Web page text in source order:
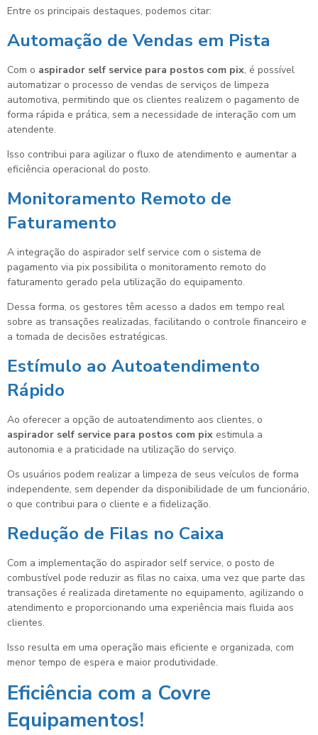
Entre os principais destaques, podemos citar:
Automação de Vendas em Pista
Com o aspirador self service para postos com pix, é possível
automatizar o processo de vendas de serviços de limpeza
automotiva, permitindo que os clientes realizem o pagamento de
forma rápida e prática, sem a necessidade de interação com um
atendente.
Isso contribui para agilizar o fluxo de atendimento e aumentar a
eficiência operacional do posto.
Monitoramento Remoto de
Faturamento
A integração do aspirador self service com o sistema de
pagamento via pix possibilita o monitoramento remoto do
faturamento gerado pela utilização do equipamento.
Dessa forma, os gestores têm acesso a dados em tempo real
sobre as transações realizadas, facilitando o controle financeiro e
a tomada de decisões estratégicas.
Estímulo ao Autoatendimento
Rápido
Ao oferecer a opção de autoatendimento aos clientes, o
aspirador self service para postos com pix estimula a
autonomia e a praticidade na utilização do serviço.
Os usuários podem realizar a limpeza de seus veículos de forma
independente, sem depender da disponibilidade de um funcionário,
o que contribui para o cliente e a fidelização.
Redução de Filas no Caixa
Com a implementação do aspirador self service, o posto de
combustível pode reduzir as filas no caixa, uma vez que parte das
transações é realizada diretamente no equipamento, agilizando o
atendimento e proporcionando uma experiência mais fluida aos
clientes.
Isso resulta em uma operação mais eficiente e organizada, com
menor tempo de espera e maior produtividade.
Eficiência com a Covre
Equipamentos!